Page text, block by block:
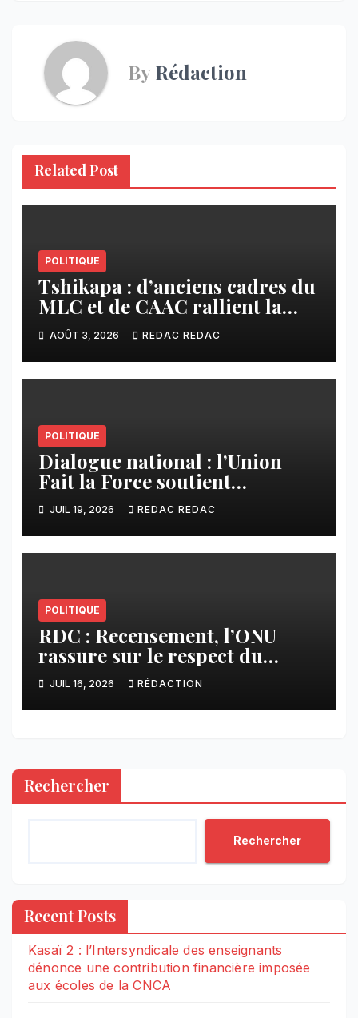
ByRédaction
Related Post
POLITIQUE
Tshikapa : d’anciens cadres du
MLC et de CAAC rallient la
Dynamique pour la
Transformation du Congo
AOÛT 3, 2026 REDAC REDAC
POLITIQUE
Dialogue national : l’Union
Fait la Force soutient
l’initiative de Tshisekedi et
s’oppose à la participation des
groupes armés
JUIL 19, 2026 REDAC REDAC
POLITIQUE
RDC : Recensement, l’ONU
rassure sur le respect du
calendrier constitutionnel
JUIL 16, 2026 RÉDACTION
Rechercher
Rechercher
Recent Posts
Kasaï 2 : l’Intersyndicale des enseignants
dénonce une contribution financière imposée
aux écoles de la CNCA